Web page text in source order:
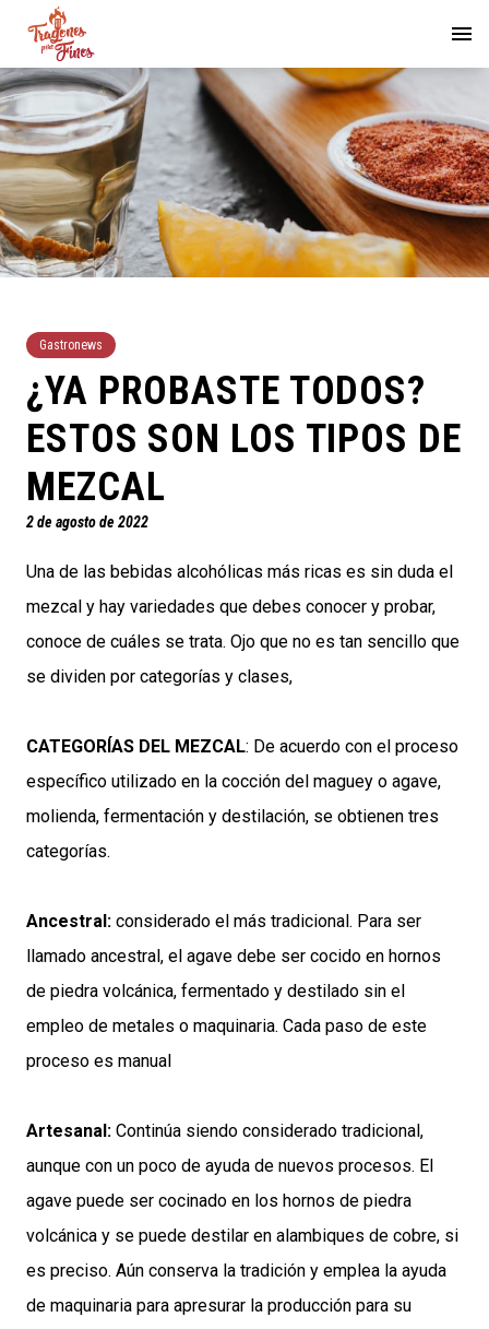
Gastronews
¿YA PROBASTE TODOS?
ESTOS SON LOS TIPOS DE
MEZCAL
2 de agosto de 2022
Una de las bebidas alcohólicas más ricas es sin duda el
mezcal y hay variedades que debes conocer y probar,
conoce de cuáles se trata. Ojo que no es tan sencillo que
se dividen por categorías y clases,
CATEGORÍAS DEL MEZCAL: De acuerdo con el proceso
específico utilizado en la cocción del maguey o agave,
molienda, fermentación y destilación, se obtienen tres
categorías.
Ancestral: considerado el más tradicional. Para ser
llamado ancestral, el agave debe ser cocido en hornos
de piedra volcánica, fermentado y destilado sin el
empleo de metales o maquinaria. Cada paso de este
proceso es manual
Artesanal: Continúa siendo considerado tradicional,
aunque con un poco de ayuda de nuevos procesos. El
agave puede ser cocinado en los hornos de piedra
volcánica y se puede destilar en alambiques de cobre, si
es preciso. Aún conserva la tradición y emplea la ayuda
de maquinaria para apresurar la producción para su